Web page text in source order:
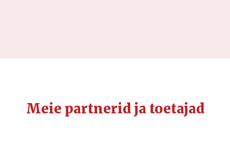
Meie partnerid ja toetajad